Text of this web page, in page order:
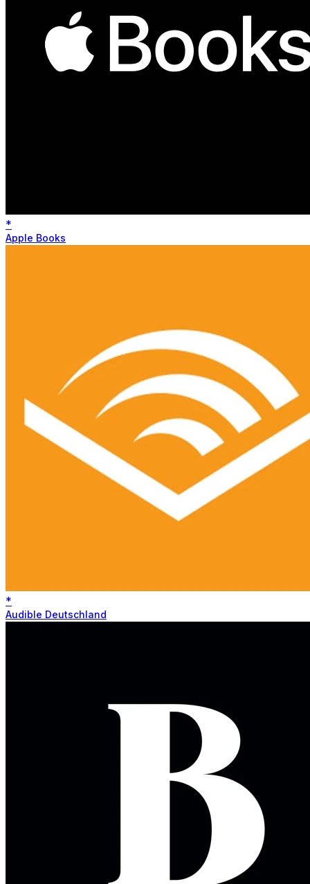
*
Apple Books
*
Audible Deutschland